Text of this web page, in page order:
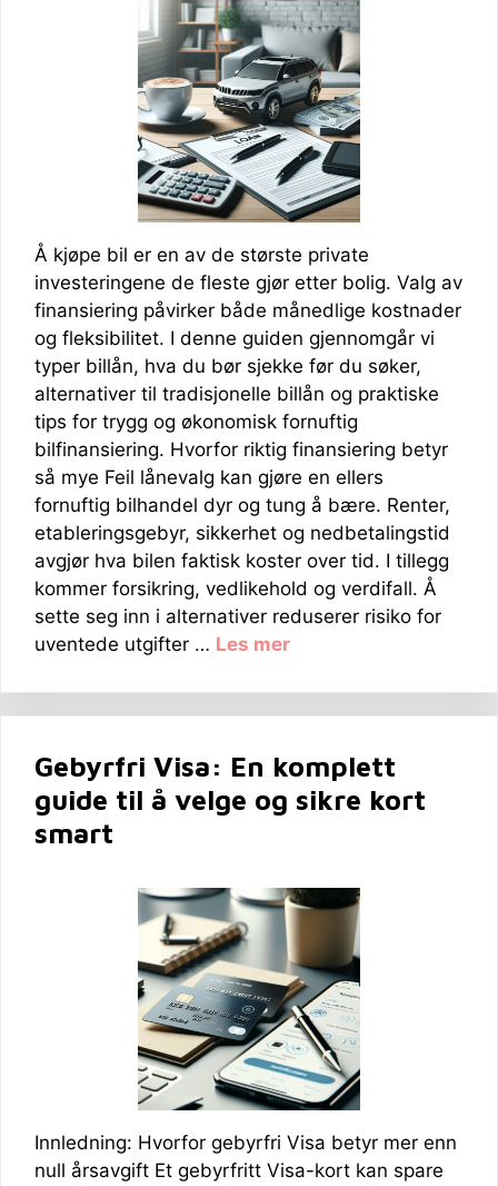
Å kjøpe bil er en av de største private
investeringene de fleste gjør etter bolig. Valg av
finansiering påvirker både månedlige kostnader
og fleksibilitet. I denne guiden gjennomgår vi
typer billån, hva du bør sjekke før du søker,
alternativer til tradisjonelle billån og praktiske
tips for trygg og økonomisk fornuftig
bilfinansiering. Hvorfor riktig finansiering betyr
så mye Feil lånevalg kan gjøre en ellers
fornuftig bilhandel dyr og tung å bære. Renter,
etableringsgebyr, sikkerhet og nedbetalingstid
avgjør hva bilen faktisk koster over tid. I tillegg
kommer forsikring, vedlikehold og verdifall. Å
sette seg inn i alternativer reduserer risiko for
uventede utgifter … Les mer
Gebyrfri Visa: En komplett
guide til å velge og sikre kort
smart
Innledning: Hvorfor gebyrfri Visa betyr mer enn
null årsavgift Et gebyrfritt Visa-kort kan spare